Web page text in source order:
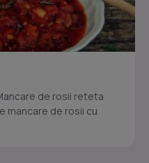
de rosii reteta
mancare de rosii cu